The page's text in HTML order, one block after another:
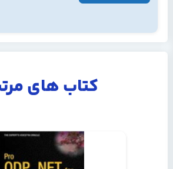
کتاب های